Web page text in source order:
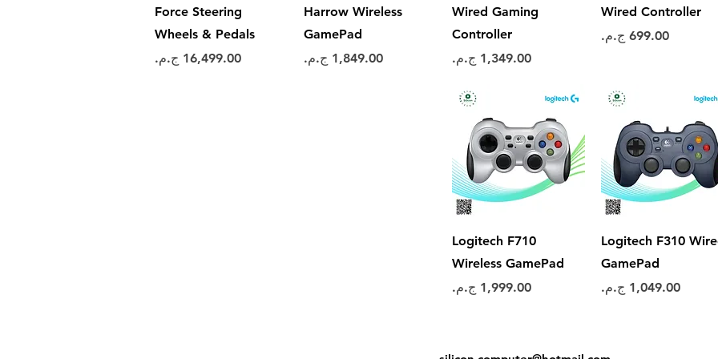
Wired Controller
السعر
Wired Gaming
Controller
السعر
Harrow Wireless
GamePad
السعر‏1,849.00 ج.م.‏
Force Steering
Wheels & Pedals
السعر
العرض السريع
Logitech F310
GamePad
السعر
العرض السريع
Logitech F710
Wireless GamePad
السعر